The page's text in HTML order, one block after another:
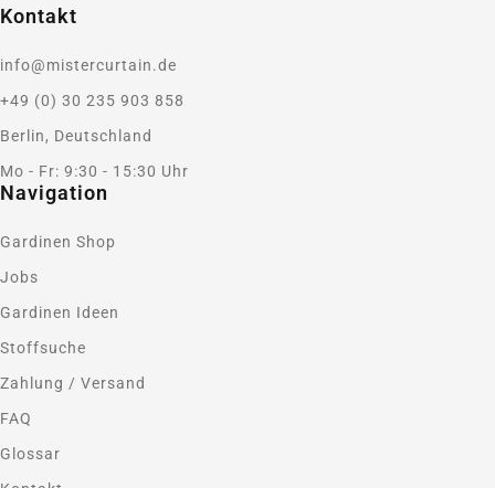
Kontakt
info@mistercurtain.de
+49 (0) 30 235 903 858
Berlin, Deutschland
Mo - Fr: 9:30 - 15:30 Uhr
Navigation
Gardinen Shop
Jobs
Gardinen Ideen
Stoffsuche
Zahlung / Versand
FAQ
Glossar